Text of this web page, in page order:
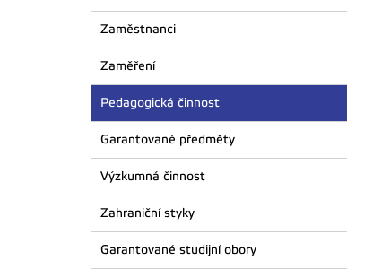
Zaměstnanci
Zaměření
Pedagogická činnost
Garantované předměty
Výzkumná činnost
Zahraniční styky
Garantované studijní obory